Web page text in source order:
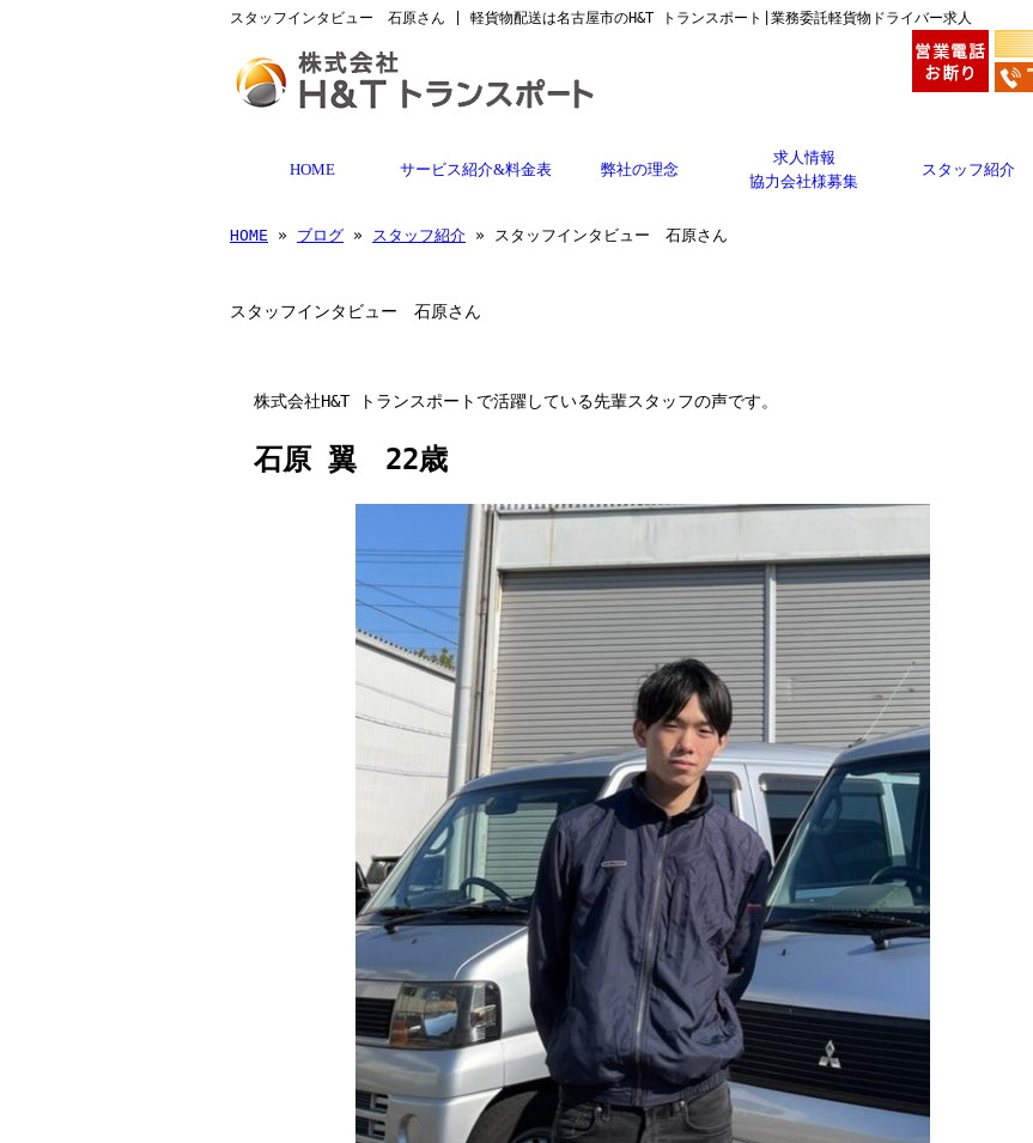
スタッフインタビュー 石原さん | 軽貨物配送は名古屋市のH&T トランスポート|業務委託軽貨物ドライバー求人
HOME サービス紹介&料金表 弊社の理念
求人情報
協力会社様募集
スタッフ紹介
HOME » ブログ » スタッフ紹介 » スタッフインタビュー 石原さん
スタッフインタビュー 石原さん
株式会社H&T トランスポートで活躍している先輩スタッフの声です。
石原 翼 22歳